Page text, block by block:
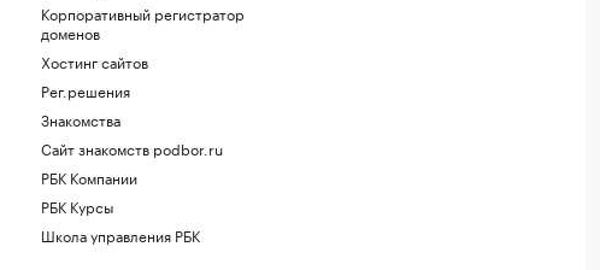
Корпоративный регистратор
доменов
Хостинг сайтов
Рег.решения
Знакомства
Сайт знакомств podbor.ru
РБК Компании
РБК Курсы
Школа управления РБК